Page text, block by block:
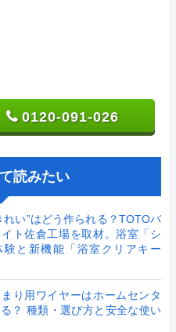
0120-091-026
読みたい
れい”はどう作られる？TOTOバ
ト佐倉工場を取材。浴室「シ
験と新機能「浴室クリアキー
り用ワイヤーはホームセンタ
？ 種類・選び方と安全な使い